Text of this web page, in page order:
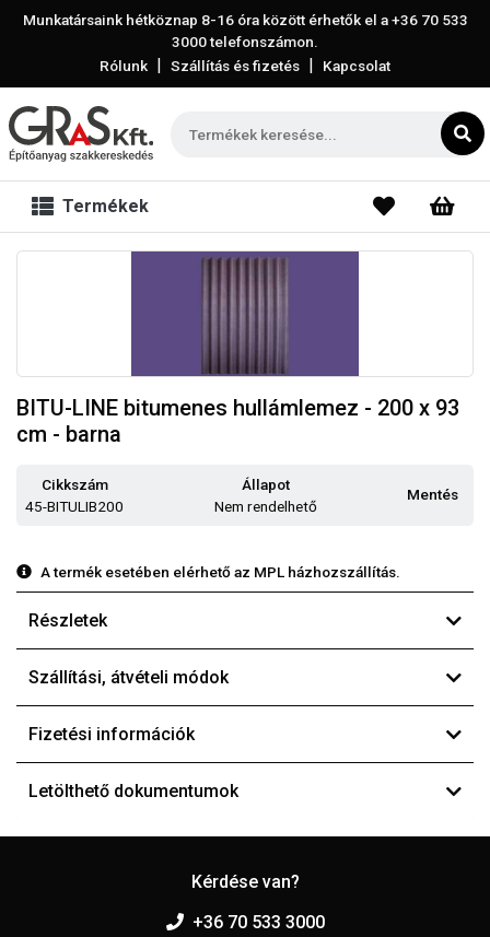
Munkatársaink hétköznap 8-16 óra között érhetők el a+36 70 533
3000telefonszámon.
Rólunk | Szállítás és fizetés | Kapcsolat
Termékek
BITU-LINE bitumenes hullámlemez - 200 x 93
cm - barna
Cikkszám
45-BITULIB200
Állapot
Nem rendelhető
Mentés
A termék esetében elérhető az MPL házhozszállítás.
Részletek
Szállítási, átvételi módok
Fizetési információk
Letölthető dokumentumok
Kérdése van?
+36 70 533 3000